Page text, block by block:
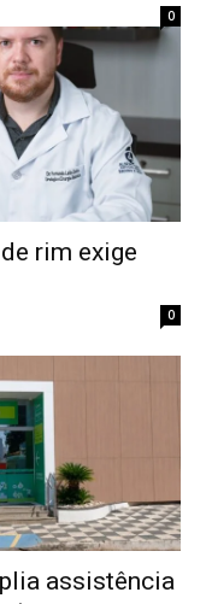
0
rim exige
0
assistência